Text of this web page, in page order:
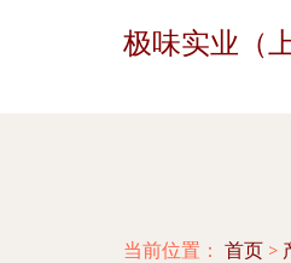
极味实业（
当前位置： 首页 >